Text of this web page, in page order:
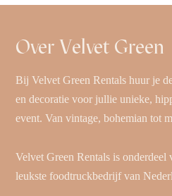
Over Velvet Green
Bij Velvet Green Rentals huur je
en decoratie voor jullie unieke,
event. Van vintage, bohemian tot
Velvet Green Rentals is onderdeel
leukste foodtruckbedrijf van